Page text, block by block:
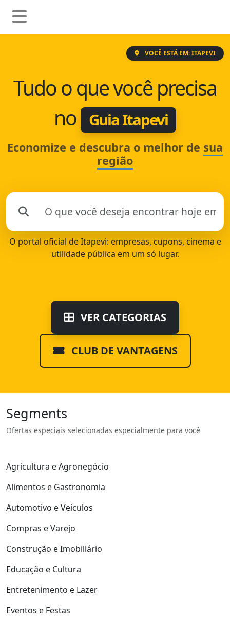
VOCÊ ESTÁ EM: ITAPEVI
Tudo o que você precisa
no
Guia Itapevi
Economize e descubra o melhor de sua
região
O portal oficial de Itapevi: empresas, cupons, cinema e
utilidade pública em um só lugar.
VER CATEGORIAS
CLUB DE VANTAGENS
Segments
Ofertas especiais selecionadas especialmente para você
Agricultura e Agronegócio
Alimentos e Gastronomia
Automotivo e Veículos
Compras e Varejo
Construção e Imobiliário
Educação e Cultura
Entretenimento e Lazer
Eventos e Festas